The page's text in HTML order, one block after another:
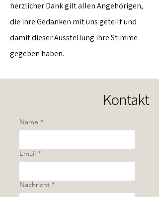
herzlicher Dank gilt allen Angehörigen,
die ihre Gedanken mit uns geteilt und
damit dieser Ausstellung ihre Stimme
gegeben haben.
Kontakt
Name *
Email *
Nachricht *